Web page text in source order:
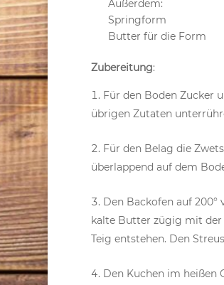
Außerdem:
Springform
Butter für die Form
Zubereitung:
Für den Boden Zucker
übrigen Zutaten
Für den Belag die
überlappend auf dem
Den Backofen auf 200°
kalte Butter zügig mit der
Teig entstehen. Den
Den Kuchen im heißen